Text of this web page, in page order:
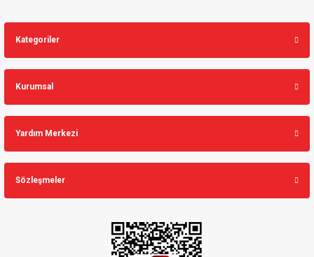
Kategoriler
Kurumsal
Yardım Merkezi
Sözleşmeler